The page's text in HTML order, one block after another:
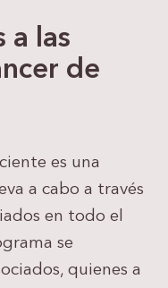
a las
de
es una
a cabo a través
en todo el
se
quienes a